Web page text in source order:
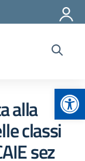
alla
classi
sez